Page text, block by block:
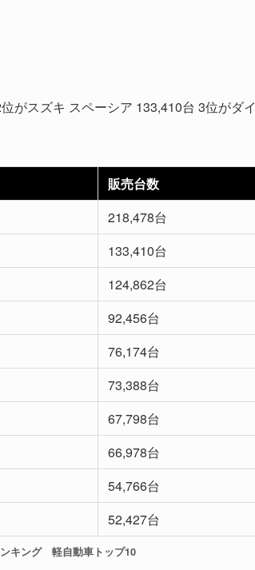
がスズキ スペーシア 133,410台 3位がダイ
販売台数
218,478台
133,410台
124,862台
92,456台
76,174台
73,388台
67,798台
66,978台
54,766台
52,427台
ンキング 軽自動車トップ10